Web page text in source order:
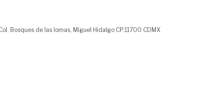
Bosques de las lomas, Miguel Hidalgo CP.11700 CDMX